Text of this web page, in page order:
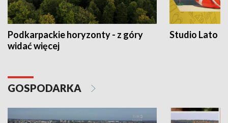
Podkarpackie horyzonty - z góry
widać więcej
Studio Lato
GOSPODARKA